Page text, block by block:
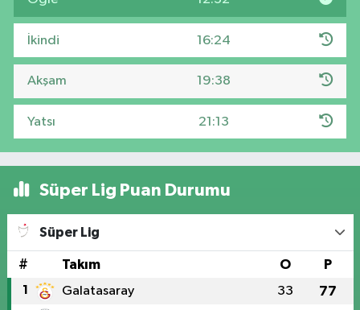
İkindi 16:24
Akşam 19:38
Yatsı 21:13
Süper Lig Puan Durumu
Süper Lig
# Takım O P
1 Galatasaray 33 77